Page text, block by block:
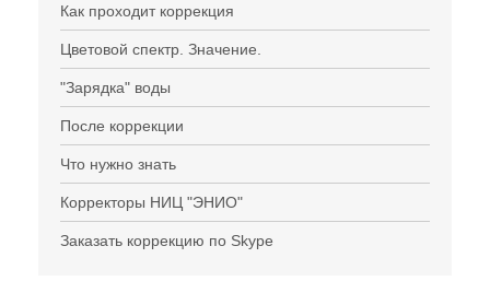
Как проходит коррекция
Цветовой спектр. Значение.
"Зарядка" воды
После коррекции
Что нужно знать
Корректоры НИЦ "ЭНИО"
Заказать коррекцию по Skype